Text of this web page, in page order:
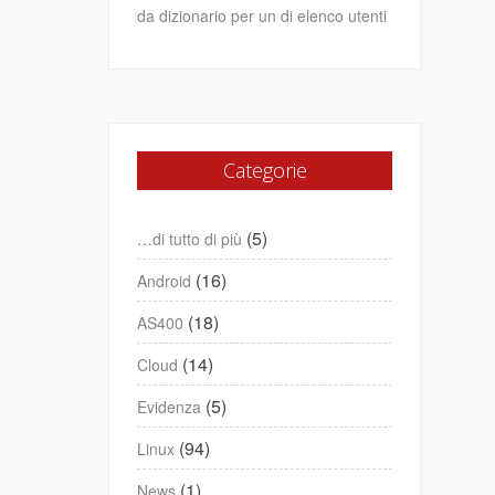
da dizionario per un di elenco utenti
Categorie
…di tutto di più (5)
Android (16)
AS400 (18)
Cloud (14)
Evidenza (5)
Linux (94)